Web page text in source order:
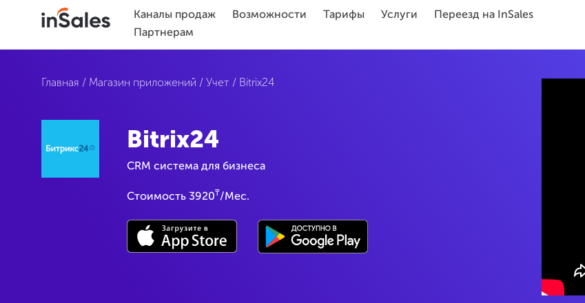
Каналы продаж Возможности Тарифы Услуги
Переезд на InSales
Партнерам
Главная / Магазин приложений / Учет / Bitrix24
Bitrix24
CRM система для бизнеса
Стоимость 3920₸/Мес.